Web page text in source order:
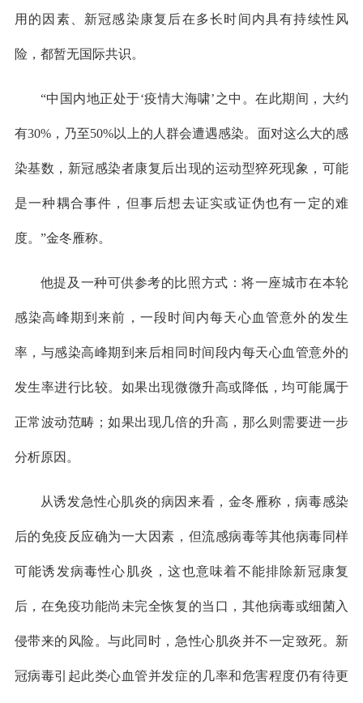
用的因素、新冠感染康复后在多长时间内具有持续性风
险，都暂无国际共识。
“中国内地正处于‘疫情大海啸’之中。在此期间，大约
有30%，乃至50%以上的人群会遭遇感染。面对这么大的感
染基数，新冠感染者康复后出现的运动型猝死现象，可能
是一种耦合事件，但事后想去证实或证伪也有一定的难
度。”金冬雁称。
他提及一种可供参考的比照方式：将一座城市在本轮
感染高峰期到来前，一段时间内每天心血管意外的发生
率，与感染高峰期到来后相同时间段内每天心血管意外的
发生率进行比较。如果出现微微升高或降低，均可能属于
正常波动范畴；如果出现几倍的升高，那么则需要进一步
分析原因。
从诱发急性心肌炎的病因来看，金冬雁称，病毒感染
后的免疫反应确为一大因素，但流感病毒等其他病毒同样
可能诱发病毒性心肌炎，这也意味着不能排除新冠康复
后，在免疫功能尚未完全恢复的当口，其他病毒或细菌入
侵带来的风险。与此同时，急性心肌炎并不一定致死。新
冠病毒引起此类心血管并发症的几率和危害程度仍有待更